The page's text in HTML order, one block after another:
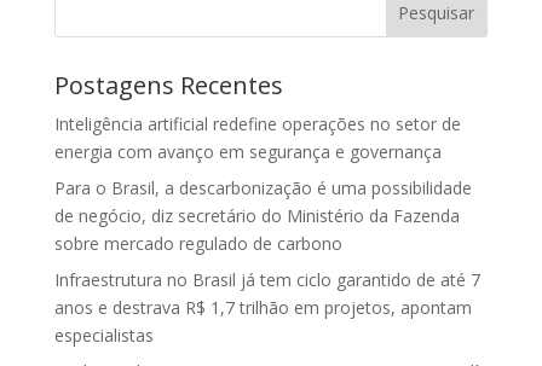
Pesquisar
Postagens Recentes
Inteligência artificial redefine operações no setor de
energia com avanço em segurança e governança
Para o Brasil, a descarbonização é uma possibilidade
de negócio, diz secretário do Ministério da Fazenda
sobre mercado regulado de carbono
Infraestrutura no Brasil já tem ciclo garantido de até 7
anos e destrava R$ 1,7 trilhão em projetos, apontam
especialistas